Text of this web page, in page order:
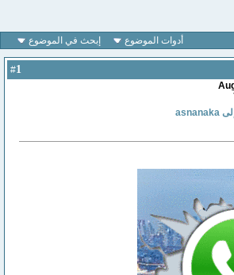
أدوات الموضوع إبحث في الموضوع
1